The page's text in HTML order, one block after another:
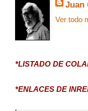
Juan
Ver todo
*LISTADO DE
*ENLACES DE